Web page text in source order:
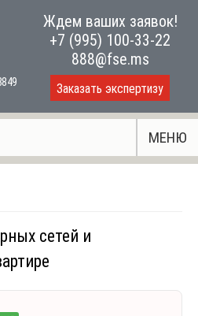
Ждем ваших заявок!
+7 (995) 100-33-22
888@fse.ms
Заказать экспертизу
МЕНЮ
сетей и